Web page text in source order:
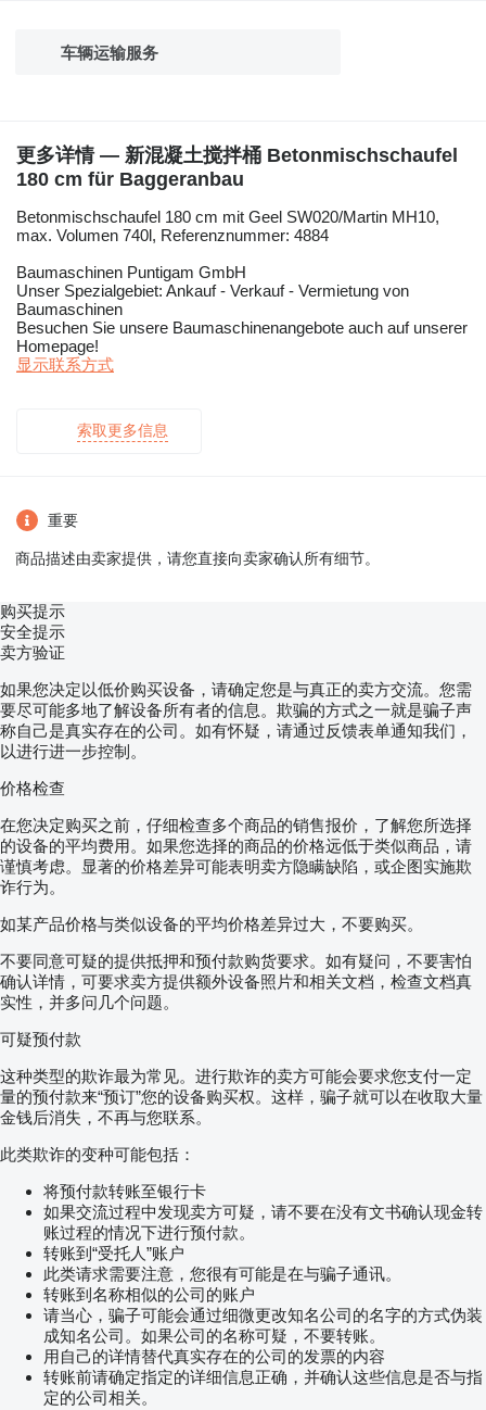
车辆运输服务
更多详情 — 新混凝土搅拌桶 Betonmischschaufel
180 cm für Baggeranbau
Betonmischschaufel 180 cm mit Geel SW020/Martin MH10,
max. Volumen 740l, Referenznummer: 4884
Baumaschinen Puntigam GmbH
Unser Spezialgebiet: Ankauf - Verkauf - Vermietung von
Baumaschinen
Besuchen Sie unsere Baumaschinenangebote auch auf unserer
Homepage!
显示联系方式
索取更多信息
重要
商品描述由卖家提供，请您直接向卖家确认所有细节。
购买提示
安全提示
卖方验证
如果您决定以低价购买设备，请确定您是与真正的卖方交流。您需
要尽可能多地了解设备所有者的信息。欺骗的方式之一就是骗子声
称自己是真实存在的公司。如有怀疑，请通过反馈表单通知我们，
以进行进一步控制。
价格检查
在您决定购买之前，仔细检查多个商品的销售报价，了解您所选择
的设备的平均费用。如果您选择的商品的价格远低于类似商品，请
谨慎考虑。显著的价格差异可能表明卖方隐瞒缺陷，或企图实施欺
诈行为。
如某产品价格与类似设备的平均价格差异过大，不要购买。
不要同意可疑的提供抵押和预付款购货要求。如有疑问，不要害怕
确认详情，可要求卖方提供额外设备照片和相关文档，检查文档真
实性，并多问几个问题。
可疑预付款
这种类型的欺诈最为常见。进行欺诈的卖方可能会要求您支付一定
量的预付款来“预订”您的设备购买权。这样，骗子就可以在收取大量
金钱后消失，不再与您联系。
此类欺诈的变种可能包括：
将预付款转账至银行卡
如果交流过程中发现卖方可疑，请不要在没有文书确认现金转
账过程的情况下进行预付款。
转账到“受托人”账户
此类请求需要注意，您很有可能是在与骗子通讯。
转账到名称相似的公司的账户
请当心，骗子可能会通过细微更改知名公司的名字的方式伪装
成知名公司。如果公司的名称可疑，不要转账。
用自己的详情替代真实存在的公司的发票的内容
转账前请确定指定的详细信息正确，并确认这些信息是否与指
定的公司相关。